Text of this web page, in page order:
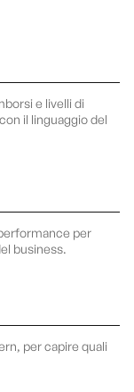
e livelli di
il linguaggio del
per
business.
per capire quali